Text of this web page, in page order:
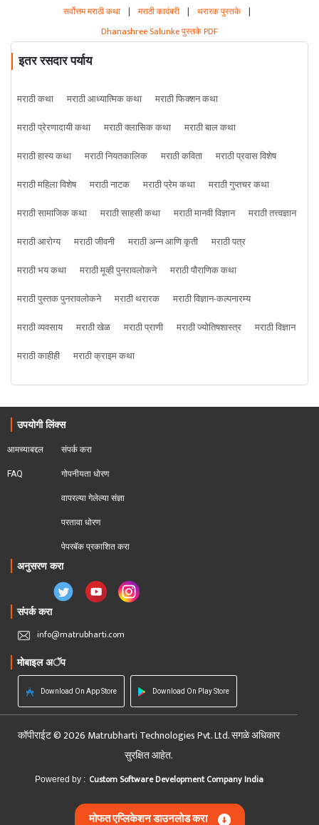
सर्वोत्तम मराठी कथा | मराठी कादंबरी | थरारक पुस्तके |
Dhanashree Salunke पुस्तके PDF
इतर रसदार पर्याय
मराठी कथा मराठी आध्यात्मिक कथा
मराठी फिक्शन कथा
मराठी प्रेरणादायी कथा
मराठी क्लासिक कथा
मराठी बाल कथा
मराठी हास्य कथा
मराठी नियतकालिक मराठी कविता
मराठी प्रवास विशेष
मराठी महिला विशेष
मराठी नाटक मराठी प्रेम कथा
मराठी गुप्तचर कथा
मराठी सामाजिक कथा
मराठी साहसी कथा मराठी मानवी विज्ञान
मराठी तत्त्वज्ञान
मराठी आरोग्य
मराठी जीवनी मराठी अन्न आणि कृती
मराठी पत्र
मराठी भय कथा
मराठी मूव्ही पुनरावलोकने
मराठी पौराणिक कथा
मराठी पुस्तक पुनरावलोकने
मराठी थरारक
मराठी विज्ञान-कल्पनारम्य
मराठी व्यवसाय
मराठी खेळ मराठी प्राणी मराठी ज्योतिषशास्त्र
मराठी विज्ञान
मराठी काहीही
मराठी क्राइम कथा
उपयोगी लिंक्स
आमच्याबद्दल
FAQ
संपर्क करा
गोपनीयता धोरण
वापरल्या गेलेल्या संज्ञा
परतावा धोरण
पेपरबॅक प्रकाशित करा
अनुसरण करा
संपर्क करा
info@matrubharti.com
मोबाइल अॅप
Download On App Store Download On Play Store
कॉपीराईट © 2026 Matrubharti Technologies Pvt. Ltd. सगळे अधिकार
सुरक्षित आहेत.
Powered by : Custom Software Development Company India
मोफत एप्लिकेशन डाउनलोड करा